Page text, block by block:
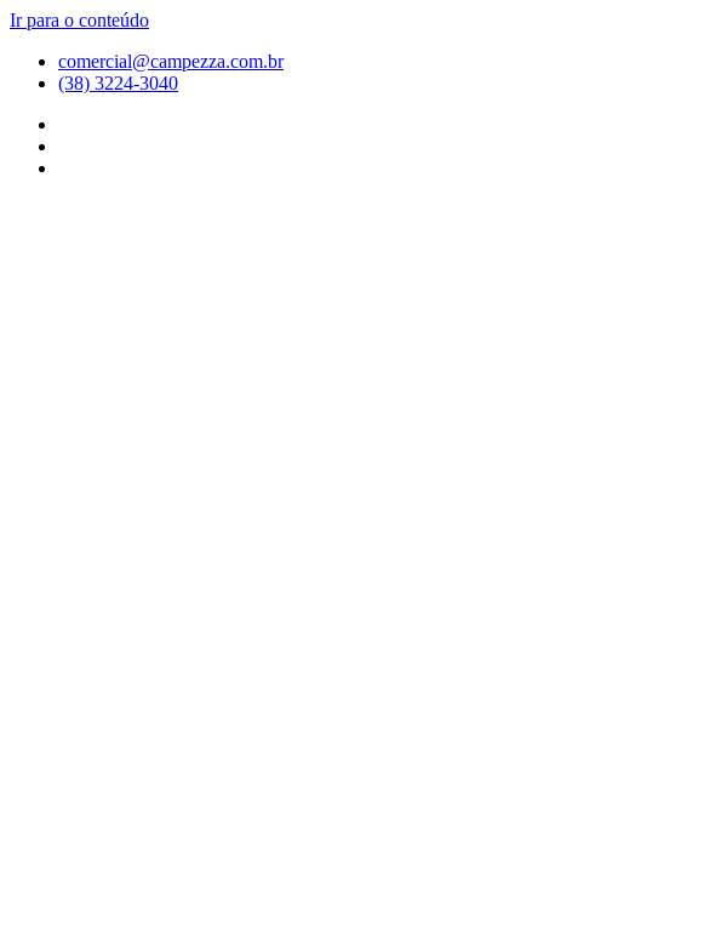
Ir para o conteúdo
comercial@campezza.com.br
(38) 3224-3040